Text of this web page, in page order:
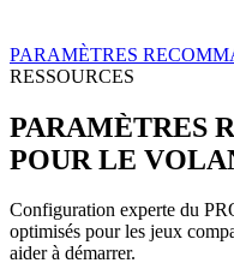
PARAMÈTRES
RESSOURCES
PARAMÈTRES
POUR LE
Configuration experte du
optimisés pour les jeux
aider à démarrer.